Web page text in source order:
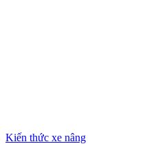
Kiến thức xe nâng